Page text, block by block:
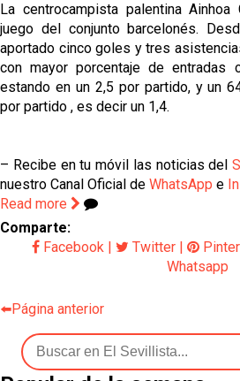
La centrocampista palentina
juego del conjunto barcelonés.
aportado cinco goles y tres
con mayor porcentaje de entradas
estando en un 2,5 por partido, y un
por partido , es decir un 1,4.
– Recibe en tu móvil las noticias del
nuestro Canal Oficial de WhatsApp e
Read more
Comparte:
Facebook
Twitter
Whatsapp
⬅️Página anterior